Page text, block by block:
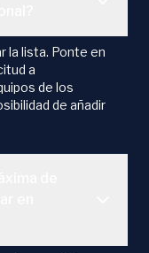
la lista. Ponte en
a
de los
de añadir